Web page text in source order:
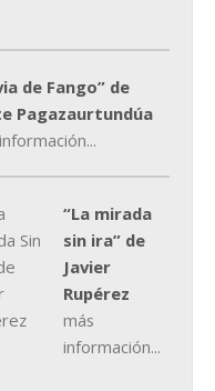
de Fango” de
Pagazaurtundúa
“La mirada
sin ira” de
Javier
Rupérez
más
información...